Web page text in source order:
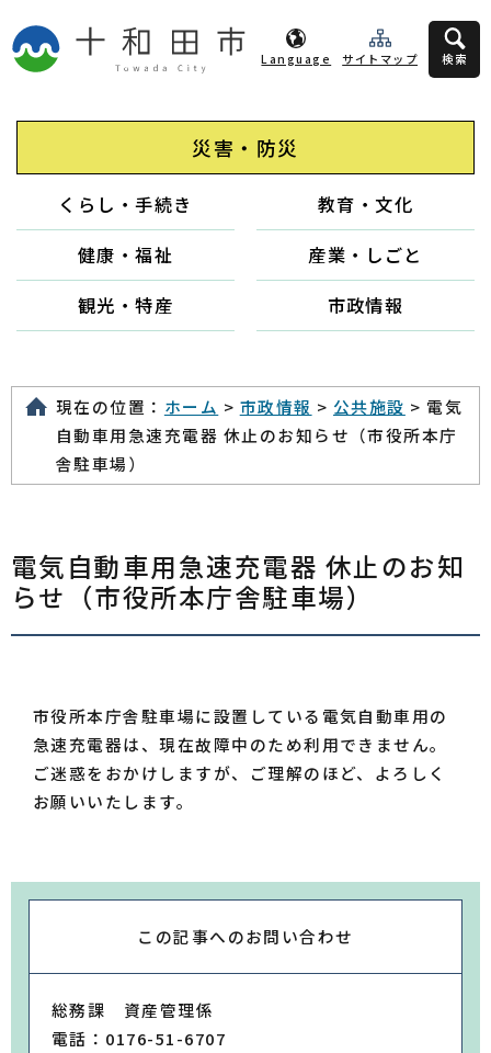
Language サイトマップ 検索
災害・防災
くらし・手続き
教育・文化
健康・福祉
産業・しごと
観光・特産
市政情報
現在の位置： ホーム > 市政情報 > 公共施設 > 電気
自動車用急速充電器 休止のお知らせ（市役所本庁
舎駐車場）
電気自動車用急速充電器 休止のお知
らせ（市役所本庁舎駐車場）
市役所本庁舎駐車場に設置している電気自動車用の
急速充電器は、現在故障中のため利用できません。
ご迷惑をおかけしますが、ご理解のほど、よろしく
お願いいたします。
この記事へのお問い合わせ
総務課 資産管理係
電話：0176-51-6707